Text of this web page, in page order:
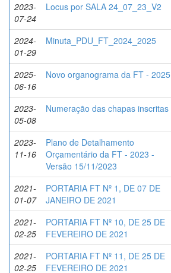
2023-
07-24
Locus por SALA 24_07_23_V2
2024-
01-29
Minuta_PDU_FT_2024_2025
2025-
06-16
Novo organograma da FT - 2025
2023-
05-08
Numeração das chapas inscritas
2023-
11-16
Plano de Detalhamento
Orçamentário da FT - 2023 -
Versão 15/11/2023
2021-
01-07
PORTARIA FT Nº 1, DE 07 DE
JANEIRO DE 2021
2021-
02-25
PORTARIA FT Nº 10, DE 25 DE
FEVEREIRO DE 2021
2021-
02-25
PORTARIA FT Nº 11, DE 25 DE
FEVEREIRO DE 2021